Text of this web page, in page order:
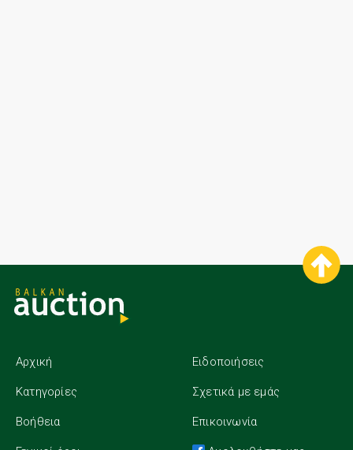
Αρχική
Κατηγορίες
Βοήθεια
Ειδοποιήσεις
Σχετικά με εμάς
Επικοινωνία